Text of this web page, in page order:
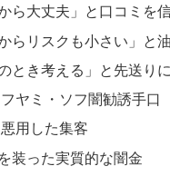
ら大丈夫」と口コミを
らリスクも小さい」と
とき考える」と先送り
ヤミ・ソフ闇勧誘手口
用した集客
装った実質的な闇金